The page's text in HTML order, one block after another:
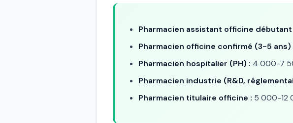
Pharmacien assistant officine débutant
Pharmacien officine confirmé (3-5 ans)
Pharmacien hospitalier (PH) : 4 000-7
Pharmacien industrie (R&D,
Pharmacien titulaire officine : 5 000-12